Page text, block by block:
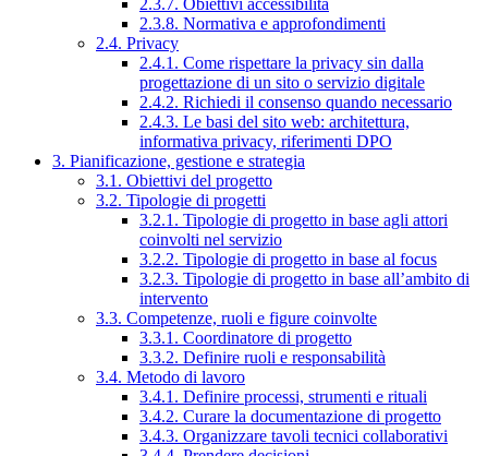
2.3.7. Obiettivi accessibilità
2.3.8. Normativa e approfondimenti
2.4. Privacy
2.4.1. Come rispettare la privacy sin dalla
progettazione di un sito o servizio digitale
2.4.2. Richiedi il consenso quando necessario
2.4.3. Le basi del sito web: architettura,
informativa privacy, riferimenti DPO
3. Pianificazione, gestione e strategia
3.1. Obiettivi del progetto
3.2. Tipologie di progetti
3.2.1. Tipologie di progetto in base agli attori
coinvolti nel servizio
3.2.2. Tipologie di progetto in base al focus
3.2.3. Tipologie di progetto in base all’ambito di
intervento
3.3. Competenze, ruoli e figure coinvolte
3.3.1. Coordinatore di progetto
3.3.2. Definire ruoli e responsabilità
3.4. Metodo di lavoro
3.4.1. Definire processi, strumenti e rituali
3.4.2. Curare la documentazione di progetto
3.4.3. Organizzare tavoli tecnici collaborativi